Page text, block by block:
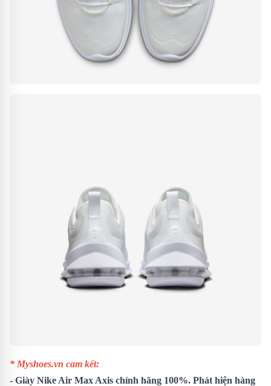
* Myshoes.vn cam kết:
- Giày Nike Air Max Axis chính hãng 100%. Phát hiện hàng